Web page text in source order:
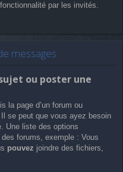
par les invités.
messages
ou poster une
la page d’un forum ou
se peut que vous ayez besoin
Une liste des options
forums, exemple : Vous
pouvez joindre des fichiers,